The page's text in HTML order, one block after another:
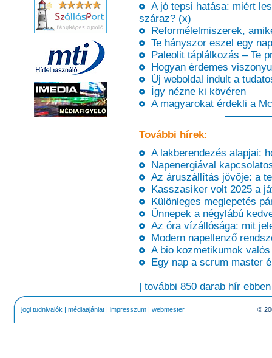
A jó tepsi hatása: miért
száraz? (x)
Reformélelmiszerek,
Te hányszor eszel egy
Paleolit táplálkozás – Te
Hogyan érdemes
Új weboldal indult a
Így nézne ki kövéren
A magyarokat érdekli a
További hírek:
A lakberendezés alapjai:
Napenergiával
Az áruszállítás jövője: a
Kasszasiker volt 2025 a
Különleges meglepetés
Ünnepek a négylábú
Az óra vízállósága: mit
Modern napellenző
A bio kozmetikumok valós
Egy nap a scrum master
| további 850 darab hír
jogi tudnivalók | médiaajánlat | impresszum | webmester ©